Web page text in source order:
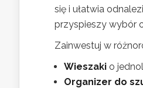
się i ułatwia
przyspieszy wybór
Zainwestuj w
Wieszaki o
Organizer do